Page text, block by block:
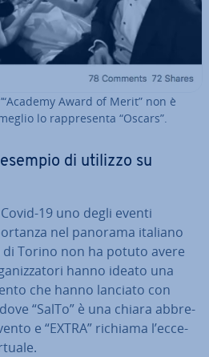
Award of Merit” non è
lo rap­pre­sen­ta “Oscars”.
di utilizzo su
19 uno degli eventi
nel panorama italiano
Torino non ha potuto avere
hanno ideato una
che hanno lanciato con
dove “SalTo” è una chiara ab­bre­
e “EXTRA” richiama l’ec­ce­